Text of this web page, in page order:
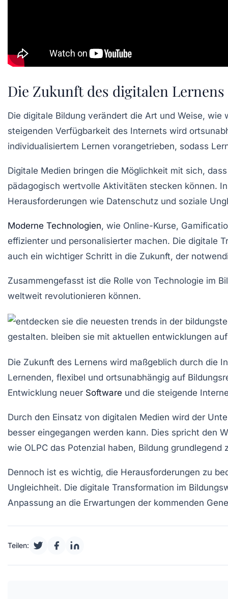
Die Zukunft des digitalen Lernens
Die digitale Bildung verändert die Art und Weise, wie
steigenden Verfügbarkeit des Internets wird
individualisiertem Lernen vorangetrieben, sodass
Digitale Medien bringen die Möglichkeit mit sich,
pädagogisch wertvolle Aktivitäten stecken können.
Herausforderungen wie Datenschutz und soziale
Moderne Technologien, wie Online-Kurse,
effizienter und personalisierter machen. Die digitale
auch ein wichtiger Schritt in die Zukunft, der
Zusammengefasst ist die Rolle von Technologie im
weltweit revolutionieren können.
Die Zukunft des Lernens wird maßgeblich durch die
Lernenden, flexibel und ortsunabhängig auf
Entwicklung neuer Software und die steigende
Durch den Einsatz von digitalen Medien wird der
besser eingegangen werden kann. Dies spricht den
wie OLPC das Potenzial haben, Bildung grundlegend
Dennoch ist es wichtig, die Herausforderungen zu
Ungleichheit. Die digitale Transformation im
Anpassung an die Erwartungen der kommenden
Teilen: